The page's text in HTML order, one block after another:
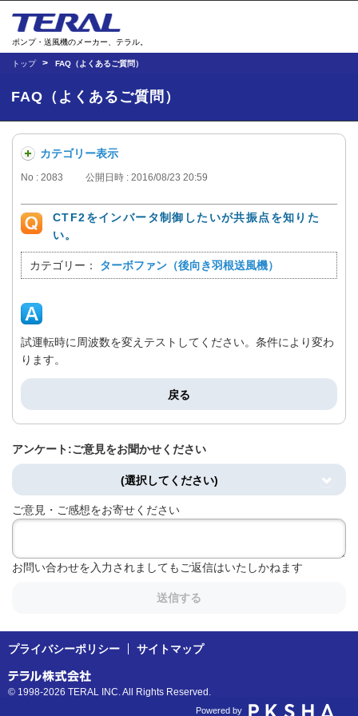
ポンプ・送風機のメーカー、テラル。
トップ FAQ（よくあるご質問）
FAQ（よくあるご質問）
カテゴリー表示
No : 2083 公開日時 : 2016/08/23 20:59
CTF2をインバータ制御したいが共振点を知りた
い。
カテゴリー： ターボファン（後向き羽根送風機）
試運転時に周波数を変えテストしてください。条件により変わ
ります。
戻る
アンケート:ご意見をお聞かせください
(選択してください)
ご意見・ご感想をお寄せください
お問い合わせを入力されましてもご返信はいたしかねます
送信する
プライバシーポリシー サイトマップ
© 1998-2026 TERAL INC. All Rights Reserved.
Powered by